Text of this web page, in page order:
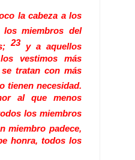
la cabeza a los
miembros del
23 y a aquellos
vestimos más
tratan con más
tienen necesidad.
al que menos
los miembros
miembro padece,
honra, todos los